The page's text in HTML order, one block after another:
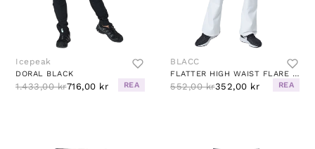
Icepeak
DORAL BLACK
1.433,00 kr716,00 kr REA
BLACC
FLATTER HIGH WAIST FLARE PANTS WHITE
552,00 kr352,00 kr REA